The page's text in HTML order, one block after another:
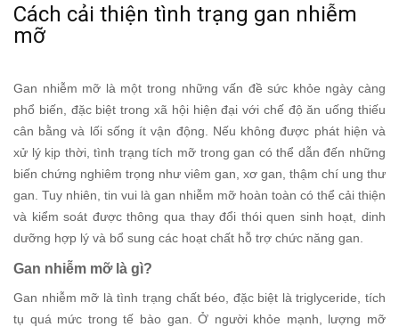
Cách cải thiện tình trạng gan nhiễm
mỡ
Gan nhiễm mỡ là một trong những vấn đề sức khỏe ngày càng
phổ biến, đặc biệt trong xã hội hiện đại với chế độ ăn uống thiếu
cân bằng và lối sống ít vận động. Nếu không được phát hiện và
xử lý kịp thời, tình trạng tích mỡ trong gan có thể dẫn đến những
biến chứng nghiêm trọng như viêm gan, xơ gan, thậm chí ung thư
gan. Tuy nhiên, tin vui là gan nhiễm mỡ hoàn toàn có thể cải thiện
và kiểm soát được thông qua thay đổi thói quen sinh hoạt, dinh
dưỡng hợp lý và bổ sung các hoạt chất hỗ trợ chức năng gan.
Gan nhiễm mỡ là gì?
Gan nhiễm mỡ là tình trạng chất béo, đặc biệt là triglyceride, tích
tụ quá mức trong tế bào gan. Ở người khỏe mạnh, lượng mỡ